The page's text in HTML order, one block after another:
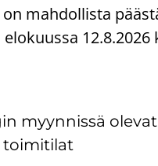
mah­dol­lis­ta
12.8.2026
myyn­nis­sä
toi­mi­ti­lat